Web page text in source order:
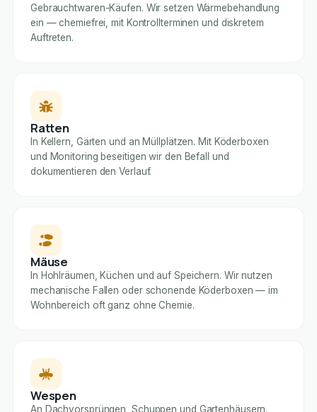
Gebrauchtwaren-Käufen. Wir setzen Wärmebehandlung
ein — chemiefrei, mit Kontrollterminen und diskretem
Auftreten.
Ratten
In Kellern, Gärten und an Müllplätzen. Mit Köderboxen
und Monitoring beseitigen wir den Befall und
dokumentieren den Verlauf.
Mäuse
In Hohlräumen, Küchen und auf Speichern. Wir nutzen
mechanische Fallen oder schonende Köderboxen — im
Wohnbereich oft ganz ohne Chemie.
Wespen
An Dachvorsprüngen, Schuppen und Gartenhäusern.